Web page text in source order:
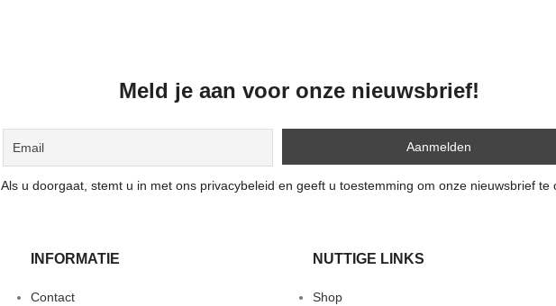
Meld je aan voor onze nieuwsbrief!
Als u doorgaat, stemt u in met ons privacybeleid en geeft u toestemming om onze nieuwsbrief te
INFORMATIE
Contact
NUTTIGE LINKS
Shop